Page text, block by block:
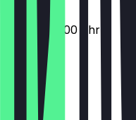
08:00 - 20:00 Uhr